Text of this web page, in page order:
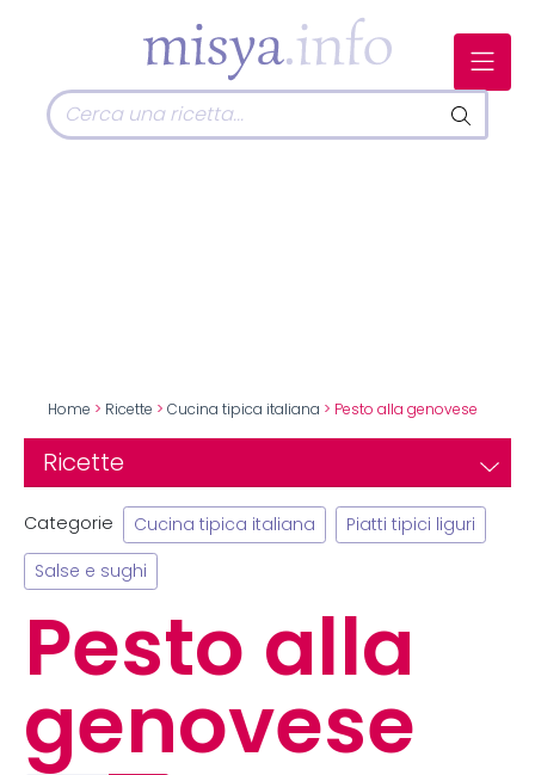
Home > Ricette > Cucina tipica italiana > Pesto alla genovese
Ricette
Categorie Cucina tipica italiana Piatti tipici liguri
Salse e sughi
Pesto alla
genovese